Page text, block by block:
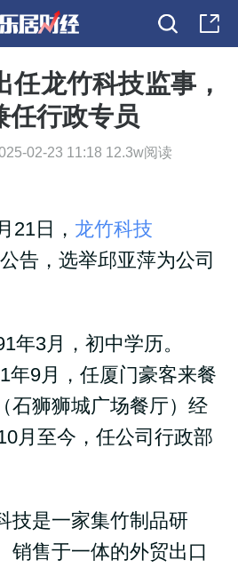
任龙竹科技监事，
任行政专员
02-23 11:18 12.3w阅读
21日， 龙竹科技
告，选举邱亚萍为公司
年3月，初中学历。
年9月，任厦门豪客来餐
石狮狮城广场餐厅）经
月至今，任公司行政部
技是一家集竹制品研
销售于一体的外贸出口